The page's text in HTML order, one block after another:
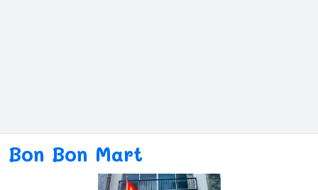
Bon Bon Mart